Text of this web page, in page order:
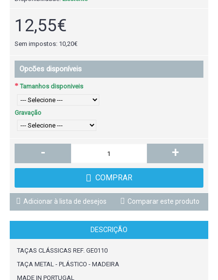
12,55€
Sem impostos: 10,20€
Opcões disponíveis
Tamanhos disponiveis
Gravação
- +
COMPRAR
Adicionar à lista de desejos Comparar este produto
DESCRIÇÃO
TAÇAS CLÁSSICAS REF. GE0110
TAÇA METAL - PLÁSTICO - MADEIRA
MADE IN PORTUGAL